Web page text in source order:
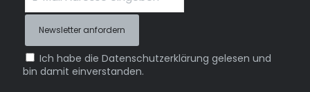
Ich habe die Datenschutzerklärung gelesen und
bin damit einverstanden.